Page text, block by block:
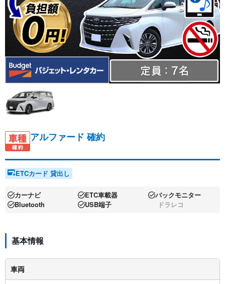
アルファード 確約
ETCカード 貸出し
カーナビ ETC車載器
バックモニター
Bluetooth
USB端子 ドラレコ
基本情報
車両